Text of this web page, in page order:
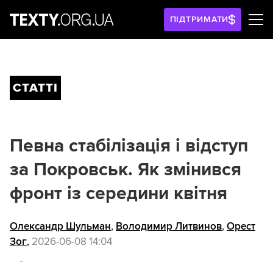
ПІДТРИМАТИ
СТАТТІ
Певна стабілізація і відступ
за Покровськ. Як змінився
фронт із середини квітня
Олександр Шульман, Володимир Литвинов, Орест
Зог, 2026-06-08 14:04